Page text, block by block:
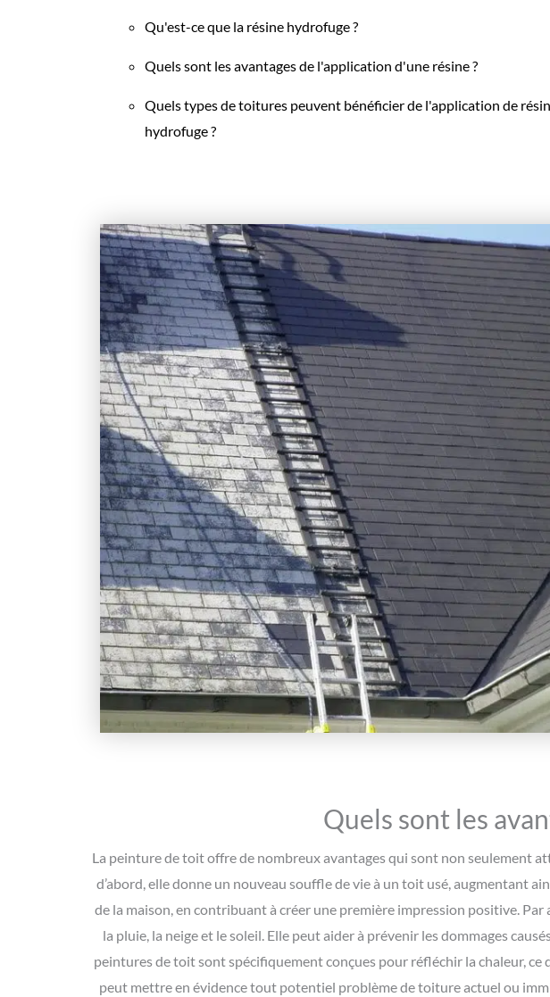
Qu'est-ce que la résine hydrofuge ?
Quels sont les avantages de l'application d'une résine ?
Quels types de toitures peuvent bénéficier de l'application de
hydrofuge ?
Quels sont les
La peinture de toit offre de nombreux avantages qui sont non seulement
d’abord, elle donne un nouveau souffle de vie à un toit usé, augmentant
de la maison, en contribuant à créer une première impression positive.
la pluie, la neige et le soleil. Elle peut aider à prévenir les dommages
peintures de toit sont spécifiquement conçues pour réfléchir la chaleur,
peut mettre en évidence tout potentiel problème de toiture actuel ou